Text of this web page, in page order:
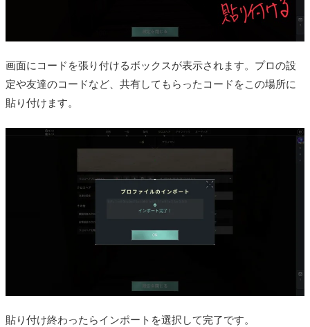
画面にコードを張り付けるボックスが表示されます。プロの設
定や友達のコードなど、共有してもらったコードをこの場所に
貼り付けます。
貼り付け終わったらインポートを選択して完了です。